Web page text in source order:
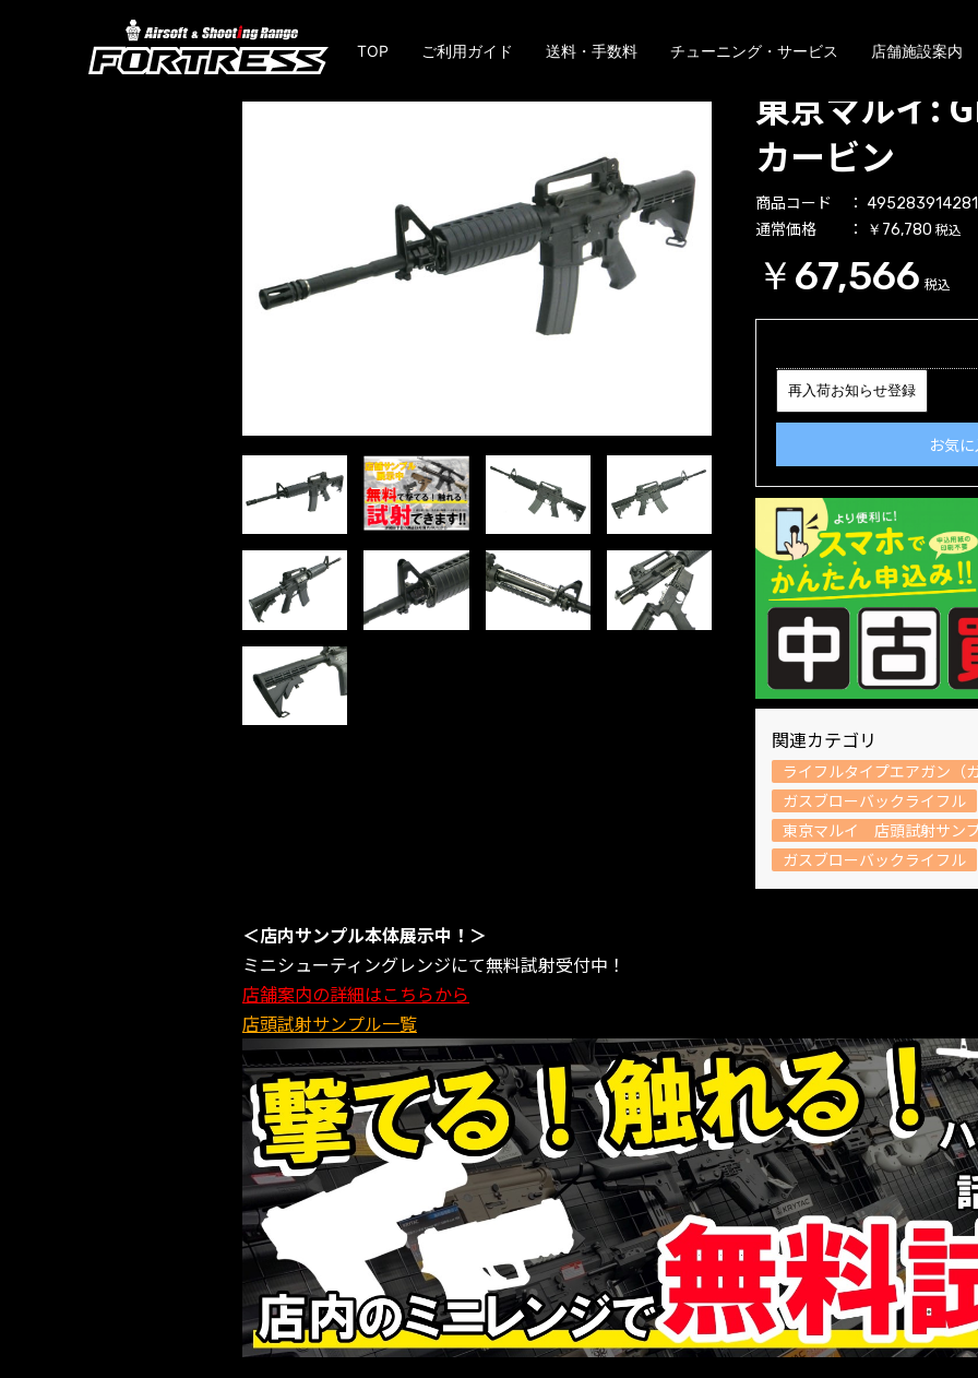
TOP ご利用ガイド 送料・手数料 チューニング・サービス 店舗施設案内
東京マルイ:
カービン
商品コード
通常価格 ￥76,780 税込
￥67,566 税込
再入荷お知らせ登録
お気
関連カテゴリ
ライフルタイプエアガン（
ガスブローバックライフル
東京マルイ 店頭試射サン
ガスブローバックライフル
＜店内サンプル本体展示中！＞
ミニシューティングレンジにて無料試射受付中！
店舗案内の詳細はこちらから
店頭試射サンプル一覧